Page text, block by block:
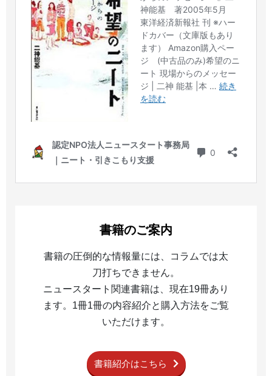
書籍のご案内
書籍の圧倒的な情報量には、コラムでは太
刀打ちできません。
ニュースタート関連書籍は、現在19冊あり
ます。1冊1冊の内容紹介と購入方法をご覧
いただけます。
書籍紹介はこちら